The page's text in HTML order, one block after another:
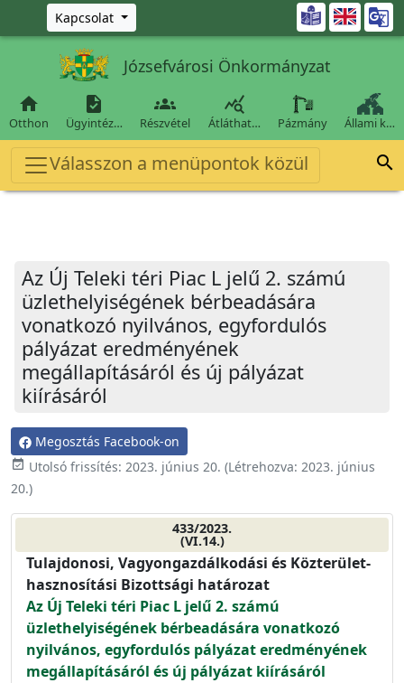
Ugrás a fő tartalomra
Kapcsolat 
Józsefvárosi Önkormányzat

Otthon

Ügyintéz…

Részvétel

Átláthat… Pázmány Állami k…
Válasszon a menüpontok közül 
Az Új Teleki téri Piac L jelű 2. számú
üzlethelyiségének bérbeadására
vonatkozó nyilvános, egyfordulós
pályázat eredményének
megállapításáról és új pályázat
kiírásáról
Megosztás Facebook-on
event_available Utolsó frissítés: 2023. június 20. (Létrehozva: 2023. június
20.)
433/2023.
(VI.14.)
Tulajdonosi, Vagyongazdálkodási és Közterület-
hasznosítási Bizottsági határozat
Az Új Teleki téri Piac L jelű 2. számú
üzlethelyiségének bérbeadására vonatkozó
nyilvános, egyfordulós pályázat eredményének
megállapításáról és új pályázat kiírásáról